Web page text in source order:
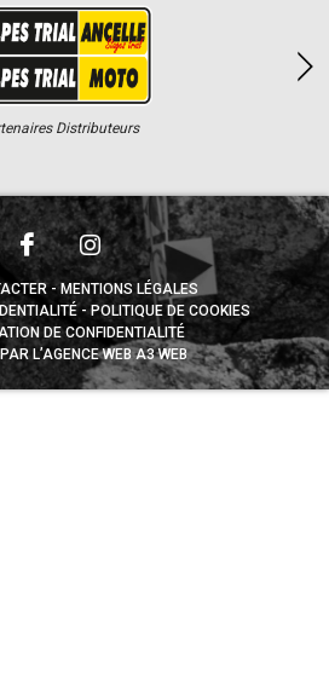
Distributeurs
MENTIONS LÉGALES
POLITIQUE DE COOKIES
DE CONFIDENTIALITÉ
L’AGENCE WEB A3 WEB